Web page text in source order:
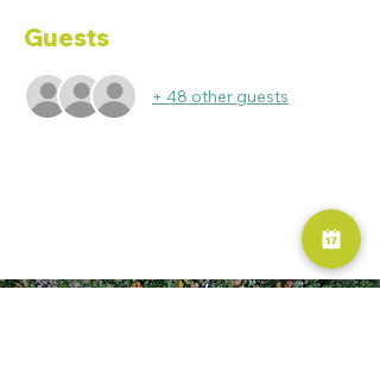
Guests
+ 48 other guests